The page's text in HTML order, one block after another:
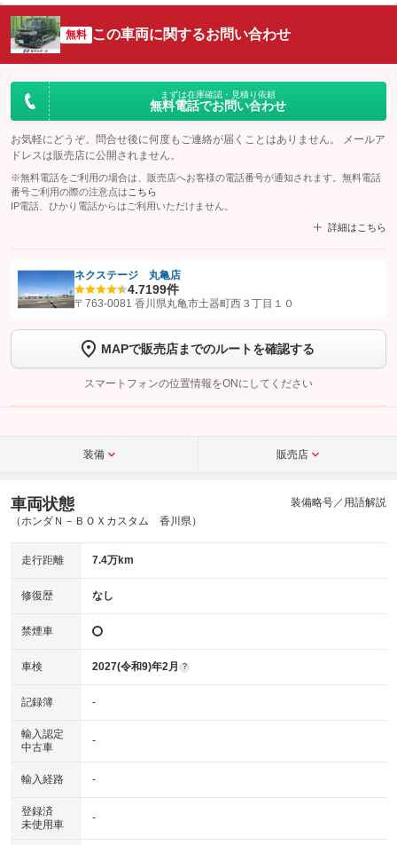
無料 この車両に関するお問い合わせ
まずは在庫確認・見積り依頼
無料電話でお問い合わせ
お気軽にどうぞ。問合せ後に何度もご連絡が届くことはありません。 メールア
ドレスは販売店に公開されません。
※無料電話をご利用の場合は、販売店へお客様の電話番号が通知されます。無料電話
番号ご利用の際の注意点は こちら
IP電話、ひかり電話からはご利用いただけません。
詳細はこちら
【STEP1】認証画面でグーネットを友だち追加してから「許可する」ボタンを押
トーク画面で
ボタンをタップして問い合わせを
完了してください。
こちら
ネクステージ 丸亀店
4.7199件
〒763-0081 香川県丸亀市土器町西３丁目１０
MAPで販売店までのルートを確認する
スマートフォンの位置情報をONにしてください
装備 販売店
車両状態
（ホンダＮ－ＢＯＸカスタム 香川県）
装備略号／用語解説
走行距離 7.4万km
修復歴 なし
禁煙車
車検 2027(令和9)年2月 ?
記録簿 -
輸入認定
中古車
-
輸入経路 -
登録済
未使用車
-